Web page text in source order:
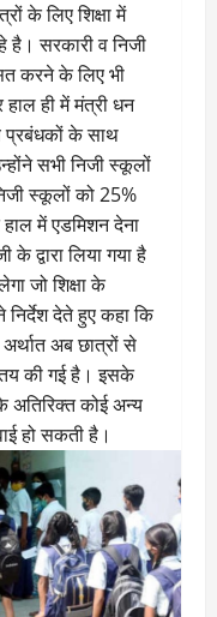
के लिए शिक्षा में
है। सरकारी व निजी
करने के लिए भी
ही में मंत्री धन
प्रबंधकों के साथ
सभी निजी स्कूलों
स्कूलों को 25%
में एडमिशन देना
द्वारा लिया गया है
जो शिक्षा के
देते हुए कहा कि
अब छात्रों से
तय की गई है। इसके
अतिरिक्त कोई अन्य
हो सकती है।